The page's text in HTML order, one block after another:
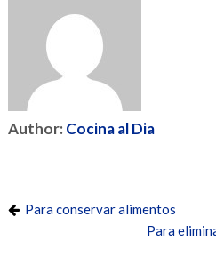
Author: Cocina al Dia
Para conservar alimentos
Para